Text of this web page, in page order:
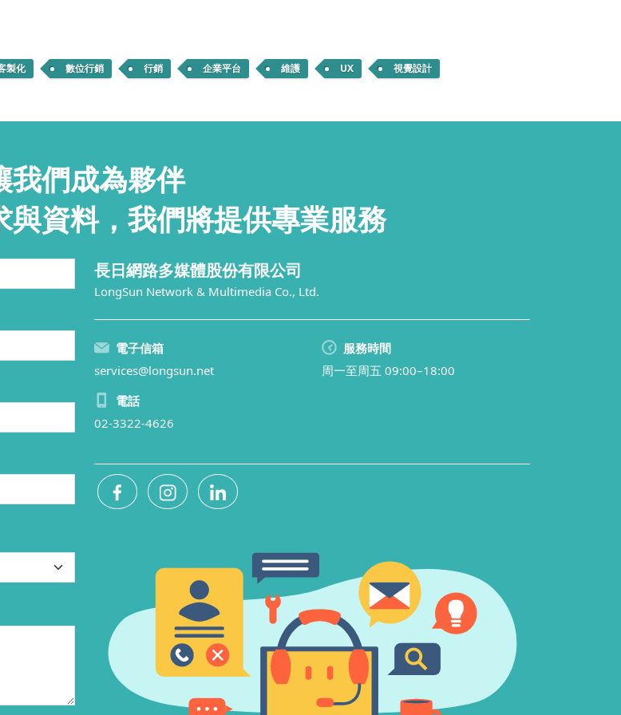
製化 數位行銷 行銷 企業平台 維護 UX 視覺設計
我們成為夥伴
與資料，我們將提供專業服務
長日網路多媒體股份有限公司
LongSun Network & Multimedia Co., Ltd.
電子信箱
services@longsun.net
服務時間
周一至周五 09:00–18:00
電話
02-3322-4626